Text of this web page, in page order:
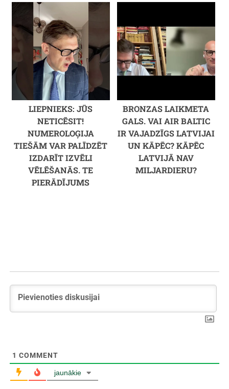
LIEPNIEKS: JŪS
NETICĒSIT!
NUMEROLOĢIJA
TIEŠĀM VAR PALĪDZĒT
IZDARĪT IZVĒLI
VĒLĒŠANĀS. TE
PIERĀDĪJUMS
BRONZAS LAIKMETA
GALS. VAI AIR BALTIC
IR VAJADZĪGS LATVIJAI
UN KĀPĒC? KĀPĒC
LATVIJĀ NAV
MILJARDIERU?
1 COMMENT
jaunākie